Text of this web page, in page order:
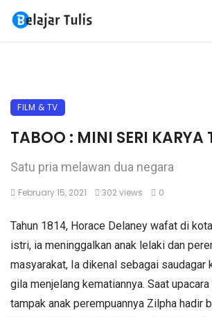
FILM & TV
TABOO : MINI SERI KARYA
Satu pria melawan dua negara
February 15, 2021 302 views 0
Tahun 1814, Horace Delaney wafat di
istri, ia meninggalkan anak lelaki dan
masyarakat, Ia dikenal sebagai saudagar
gila menjelang kematiannya. Saat
tampak anak perempuannya Zilpha hadir